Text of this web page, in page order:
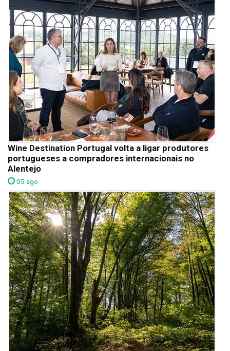
Wine Destination Portugal volta a ligar produtores
portugueses a compradores internacionais no
Alentejo
05 ago